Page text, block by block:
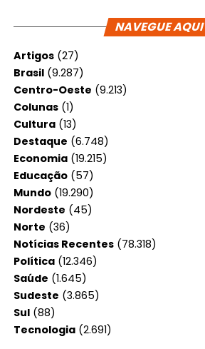
NAVEGUE AQUI
Artigos(27)
Brasil(9.287)
Centro-Oeste (9.213)
Colunas(1)
Cultura(13)
Destaque (6.748)
Economia(19.215)
Educação(57)
Mundo(19.290)
Nordeste (45)
Norte (36)
Notícias Recentes(78.318)
Política(12.346)
Saúde (1.645)
Sudeste (3.865)
Sul(88)
Tecnologia(2.691)